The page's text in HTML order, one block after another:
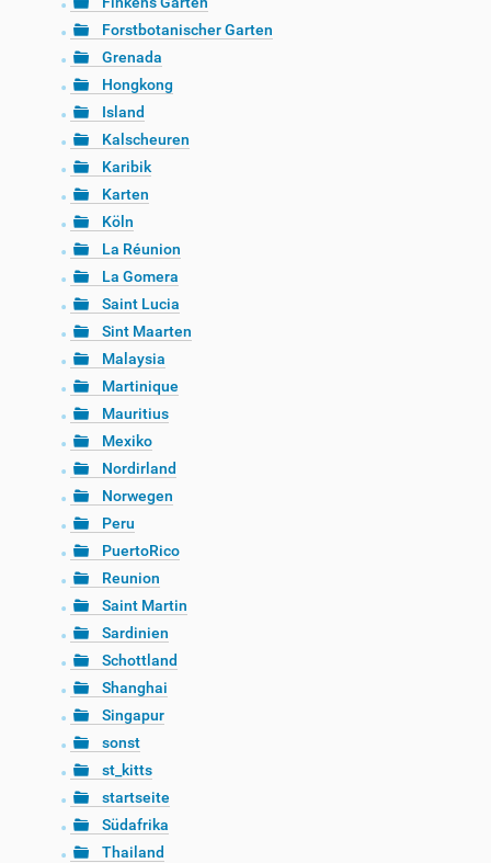
Forstbotanischer Garten
Grenada
Hongkong
Island
Kalscheuren
Karibik
Karten
Köln
La Réunion
La Gomera
Saint Lucia
Sint Maarten
Malaysia
Martinique
Mauritius
Mexiko
Nordirland
Norwegen
Peru
PuertoRico
Reunion
Saint Martin
Sardinien
Schottland
Shanghai
Singapur
sonst
st_kitts
startseite
Südafrika
Thailand